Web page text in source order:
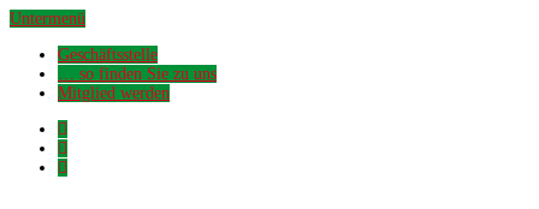
Untermenü
Geschäftsstelle
… so finden Sie zu uns
Mitglied werden